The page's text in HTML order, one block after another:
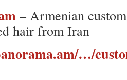
– Armenian
hair from Iran
…/